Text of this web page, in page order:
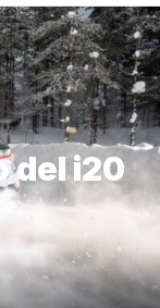
del i20